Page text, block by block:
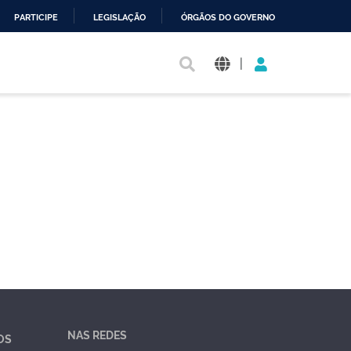
PARTICIPE LEGISLAÇÃO ÓRGÃOS DO GOVERNO
|
NAS REDES